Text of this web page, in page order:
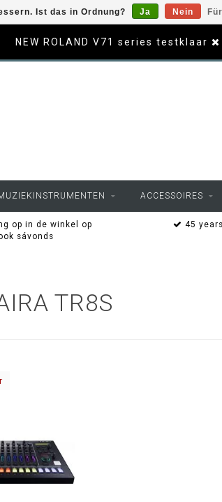
NEW ROLAND V71 series testklaar
ACCESSOIRES
op in de winkel op
sávonds
45
TR8S
Ist das in Ordnung? Ja Nein